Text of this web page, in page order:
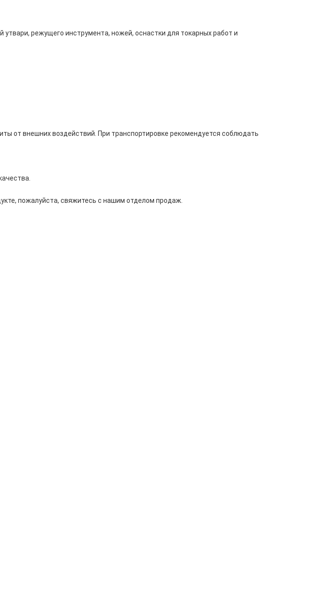
утвари, режущего инструмента, ножей, оснастки для токарных работ и
от внешних воздействий. При транспортировке рекомендуется соблюдать
пожалуйста, свяжитесь с нашим отделом продаж.